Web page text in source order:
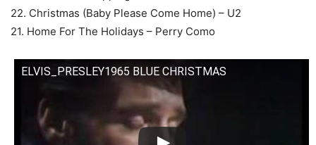
22. Christmas (Baby Please Come Home) – U2
21. Home For The Holidays – Perry Como
ELVIS_PRESLEY1965 BLUE CHRISTMAS